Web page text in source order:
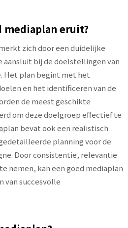
mediaplan eruit?
zich door een duidelijke
bij de doelstellingen van
Het plan begint met het
en het identificeren van de
de meest geschikte
om deze doelgroep effectief te
bevat ook een realistisch
planning voor de
Door consistentie, relevantie
nemen, kan een goed mediaplan
van succesvolle